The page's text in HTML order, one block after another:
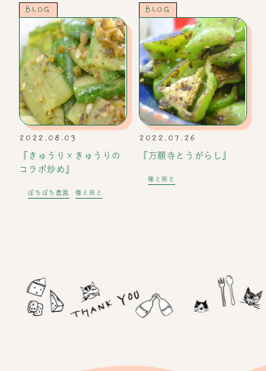
BLOG
2022.08.03
『きゅうり×きゅうりの
コラボ炒め』
ぼちぼち農園 種と旅と
BLOG
2022.07.26
『万願寺とうがらし』
種と旅と